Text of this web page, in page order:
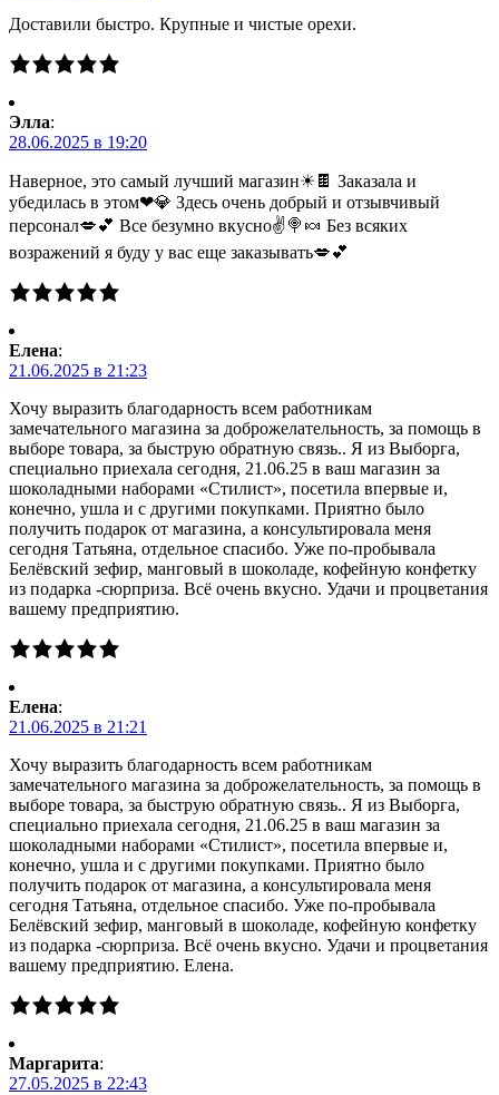
Доставили быстро. Крупные и чистые орехи.
Элла:
28.06.2025 в 19:20
Наверное, это самый лучший магазин☀🍫 Заказала и
убедилась в этом❤💎 Здесь очень добрый и отзывчивый
персонал💋💕 Все безумно вкусно✌🍭🍬 Без всяких
возражений я буду у вас еще заказывать💋💕
Елена:
21.06.2025 в 21:23
Хочу выразить благодарность всем работникам
замечательного магазина за доброжелательность, за помощь в
выборе товара, за быструю обратную связь.. Я из Выборга,
специально приехала сегодня, 21.06.25 в ваш магазин за
шоколадными наборами «Стилист», посетила впервые и,
конечно, ушла и с другими покупками. Приятно было
получить подарок от магазина, а консультировала меня
сегодня Татьяна, отдельное спасибо. Уже по-пробывала
Белёвский зефир, манговый в шоколаде, кофейную конфетку
из подарка -сюрприза. Всё очень вкусно. Удачи и процветания
вашему предприятию.
Елена:
21.06.2025 в 21:21
Хочу выразить благодарность всем работникам
замечательного магазина за доброжелательность, за помощь в
выборе товара, за быструю обратную связь.. Я из Выборга,
специально приехала сегодня, 21.06.25 в ваш магазин за
шоколадными наборами «Стилист», посетила впервые и,
конечно, ушла и с другими покупками. Приятно было
получить подарок от магазина, а консультировала меня
сегодня Татьяна, отдельное спасибо. Уже по-пробывала
Белёвский зефир, манговый в шоколаде, кофейную конфетку
из подарка -сюрприза. Всё очень вкусно. Удачи и процветания
вашему предприятию. Елена.
Маргарита:
27.05.2025 в 22:43